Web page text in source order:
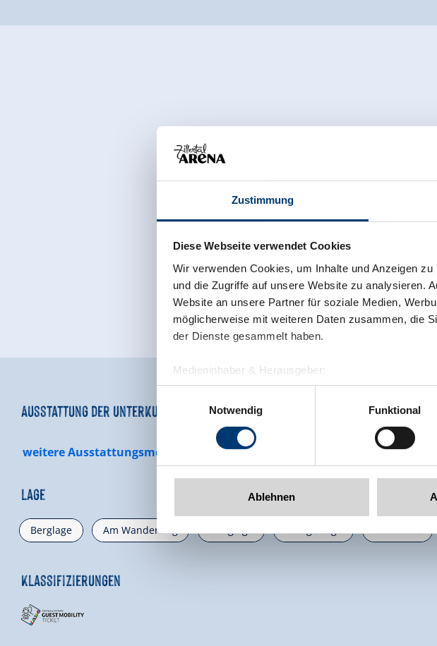
Zustimmung
Diese Webseite verwendet Cookies
Wir verwenden Cookies, um Inhalte und Anzeigen
und die Zugriffe auf unsere Website zu analysieren.
Website an unsere Partner für soziale Medien,
möglicherweise mit weiteren Daten zusammen, die
der Dienste gesammelt haben.
Medieninhaber & Herausgeber:
Zeller Bergbahnen Zillertal GmbH & Co KG
Rohr 23// A-6280 Zell am Ziller
www.zillertalarena.com
Notwendig
Funktional
Ablehnen
Ausstattung der Unterkunft
weitere Ausstattungsmerkmale
Lage
Berglage Am Wanderweg Hanglage Ruhige Lage Waldnähe
Klassifizierungen